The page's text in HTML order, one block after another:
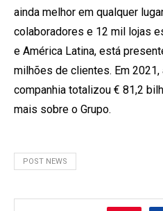
ainda melhor em qualquer
colaboradores e 12 mil lojas
e América Latina, está
milhões de clientes. Em
companhia totalizou € 81,2
mais sobre o Grupo.
POST NEWS